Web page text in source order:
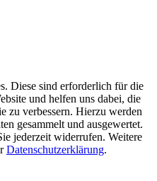
Diese sind erforderlich für die
und helfen uns dabei, die
zu verbessern. Hierzu werden
gesammelt und ausgewertet.
jederzeit widerrufen. Weitere
Datenschutzerklärung.